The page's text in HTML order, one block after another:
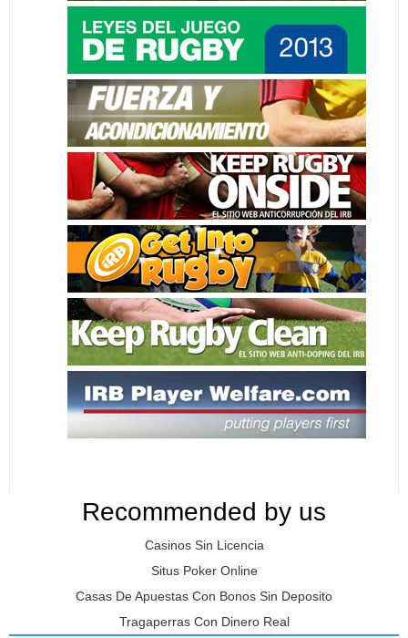
Recommended by us
Casinos Sin Licencia
Situs Poker Online
Casas De Apuestas Con Bonos Sin Deposito
Tragaperras Con Dinero Real